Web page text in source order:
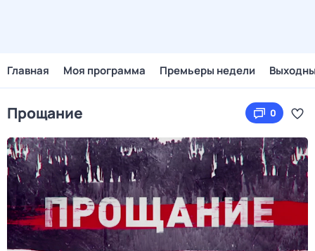
Главная Моя программа Премьеры недели
Прощание 0